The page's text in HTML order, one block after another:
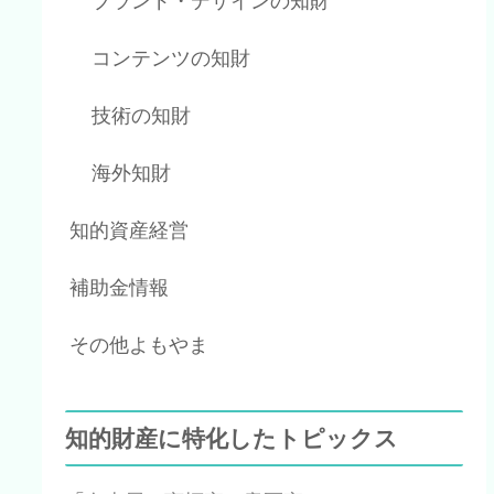
コンテンツの知財
技術の知財
海外知財
知的資産経営
補助金情報
その他よもやま
知的財産に特化したトピックス